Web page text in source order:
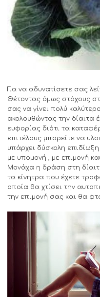
Για να αδυνατίσετε σας
Θέτοντας όμως στόχους
σας να γίνει πολύ
ακολουθώντας την δίαιτα
ευφορίας διότι τα
επιτέλους μπορείτε να
υπάρχει δύσκολη επιδίωξη
με υπομονή , με επιμονή
Μονάχα η δράση στη
τα κίνητρα που έχετε
οποία θα χτίσει την
την επιμονή σας και θα